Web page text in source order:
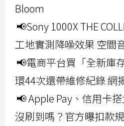
Bloom
📢Sony 1000X THE
工地實測降噪效果 空間
📢電商平台買「全新庫
環44次還帶維修紀錄 網
📢 Apple Pay、信用卡
沒刷到嗎？官方曝扣款